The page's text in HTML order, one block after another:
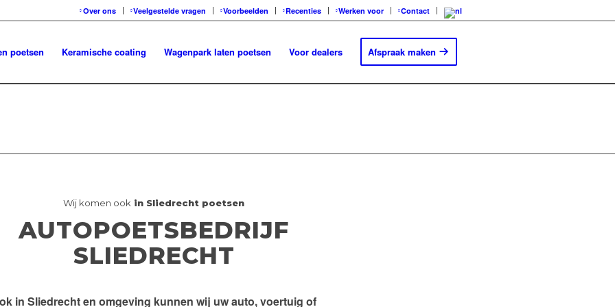
Over ons Veelgestelde vragen Voorbeelden Recenties Werken voor Contact
poetsen Keramische coating Wagenpark laten poetsen Voor dealers Afspraak maken
Wij komen ook in Sliedrecht poetsen
AUTOPOETSBEDRIJF
SLIEDRECHT
in Sliedrecht en omgeving kunnen wij uw auto, voertuig of